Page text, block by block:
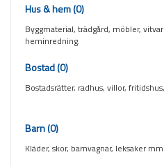
Hus & hem(0)
Byggmaterial, trädgård, möbler,
heminredning.
Bostad(0)
Bostadsrätter, radhus, villor,
Barn(0)
Kläder, skor, barnvagnar, leksaker mm.